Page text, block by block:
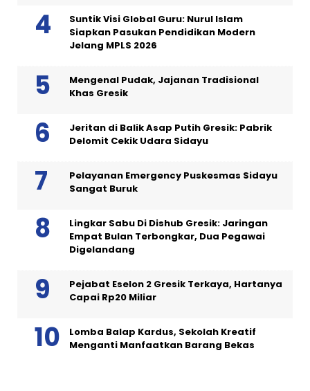
Suntik Visi Global Guru: Nurul Islam
Siapkan Pasukan Pendidikan Modern
Jelang MPLS 2026
Mengenal Pudak, Jajanan Tradisional
Khas Gresik
Jeritan di Balik Asap Putih Gresik: Pabrik
Delomit Cekik Udara Sidayu
Pelayanan Emergency Puskesmas Sidayu
Sangat Buruk
Lingkar Sabu Di Dishub Gresik: Jaringan
Empat Bulan Terbongkar, Dua Pegawai
Digelandang
Pejabat Eselon 2 Gresik Terkaya, Hartanya
Capai Rp20 Miliar
Lomba Balap Kardus, Sekolah Kreatif
Menganti Manfaatkan Barang Bekas